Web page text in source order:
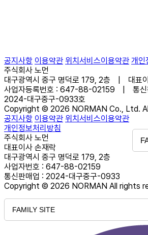
공지사항 이용약관 위치서비스이용약관 개인
주식회사 노먼
대구광역시 중구 명덕로 179, 2층 | 대표
사업자등록번호 : 647-88-02159 | 통신
2024-대구중구-0933호
Copyright © 2026 NORMAN Co., Ltd.
공지사항 이용약관 위치서비스이용약관
개인정보처리방침
주식회사 노먼
대표이사 손재락
대구광역시 중구 명덕로 179, 2층
사업자번호 : 647-88-02159
통신판매업 : 2024-대구중구-0933
Copyright © 2026 NORMAN All rights
FAMILY SITE